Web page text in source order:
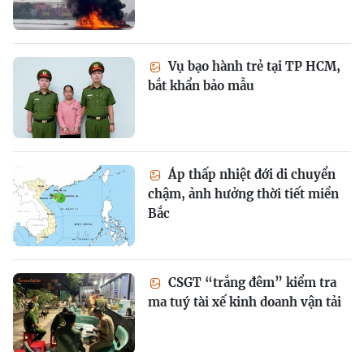
Vụ bạo hành trẻ tại TP HCM,
bắt khẩn bảo mẫu
Áp thấp nhiệt đới di chuyển
chậm, ảnh hưởng thời tiết miền
Bắc
CSGT “trắng đêm” kiểm tra
ma tuý tài xế kinh doanh vận tải